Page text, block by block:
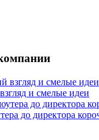
и смелые идеи
до директора